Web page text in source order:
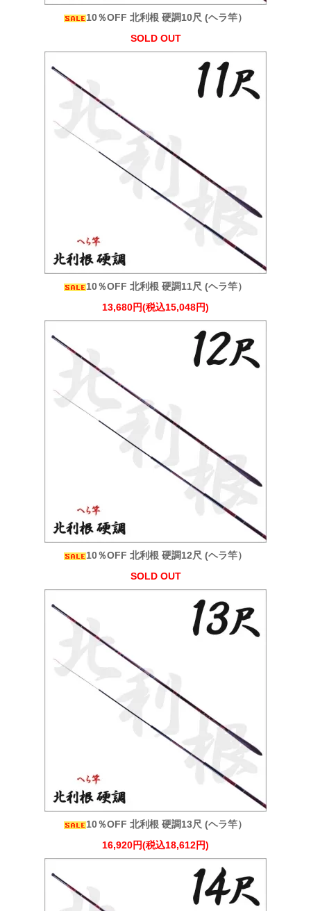
10％OFF 北利根 硬調10尺 (ヘラ竿）
SOLD OUT
10％OFF 北利根 硬調11尺 (ヘラ竿）
13,680円(税込15,048円)
10％OFF 北利根 硬調12尺 (ヘラ竿）
SOLD OUT
10％OFF 北利根 硬調13尺 (ヘラ竿）
16,920円(税込18,612円)